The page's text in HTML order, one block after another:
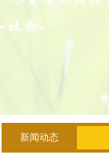
新闻动态